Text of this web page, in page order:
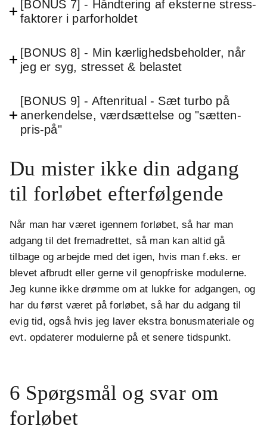
[BONUS 7] - Håndtering af eksterne stress-
faktorer i parforholdet
[BONUS 8] - Min kærlighedsbeholder, når
jeg er syg, stresset & belastet
[BONUS 9] - Aftenritual - Sæt turbo på
anerkendelse, værdsættelse og "sætten-
pris-på"
Du mister ikke din adgang
til forløbet efterfølgende
Når man har været igennem forløbet, så har man
adgang til det fremadrettet, så man kan altid gå
tilbage og arbejde med det igen, hvis man f.eks. er
blevet afbrudt eller gerne vil genopfriske modulerne.
Jeg kunne ikke drømme om at lukke for adgangen, og
har du først været på forløbet, så har du adgang til
evig tid, også hvis jeg laver ekstra bonusmateriale og
evt. opdaterer modulerne på et senere tidspunkt.
6 Spørgsmål og svar om
forløbet